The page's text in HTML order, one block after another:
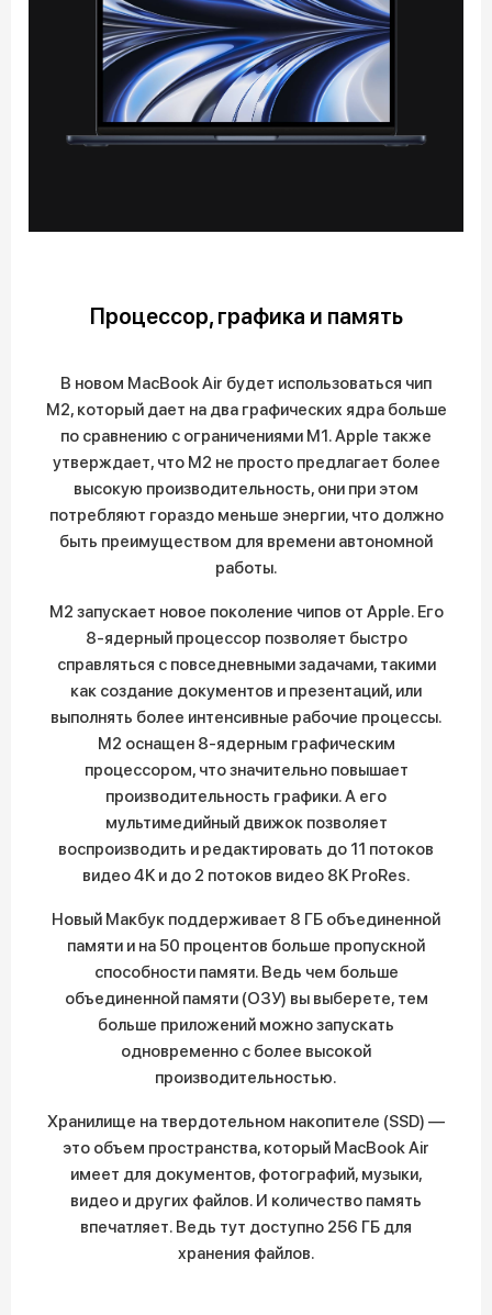
Процессор, графика и память
В новом MacBook Air будет использоваться чип
M2, который дает на два графических ядра больше
по сравнению с ограничениями M1. Apple также
утверждает, что M2 не просто предлагает более
высокую производительность, они при этом
потребляют гораздо меньше энергии, что должно
быть преимуществом для времени автономной
работы.
M2 запускает новое поколение чипов от Apple. Его
8-ядерный процессор позволяет быстро
справляться с повседневными задачами, такими
как создание документов и презентаций, или
выполнять более интенсивные рабочие процессы.
M2 оснащен 8-ядерным графическим
процессором, что значительно повышает
производительность графики. А его
мультимедийный движок позволяет
воспроизводить и редактировать до 11 потоков
видео 4K и до 2 потоков видео 8K ProRes.
Новый Макбук поддерживает 8 ГБ объединенной
памяти и на 50 процентов больше пропускной
способности памяти. Ведь чем больше
объединенной памяти (ОЗУ) вы выберете, тем
больше приложений можно запускать
одновременно с более высокой
производительностью.
Хранилище на твердотельном накопителе (SSD) —
это объем пространства, который MacBook Air
имеет для документов, фотографий, музыки,
видео и других файлов. И количество память
впечатляет. Ведь тут доступно 256 ГБ для
хранения файлов.